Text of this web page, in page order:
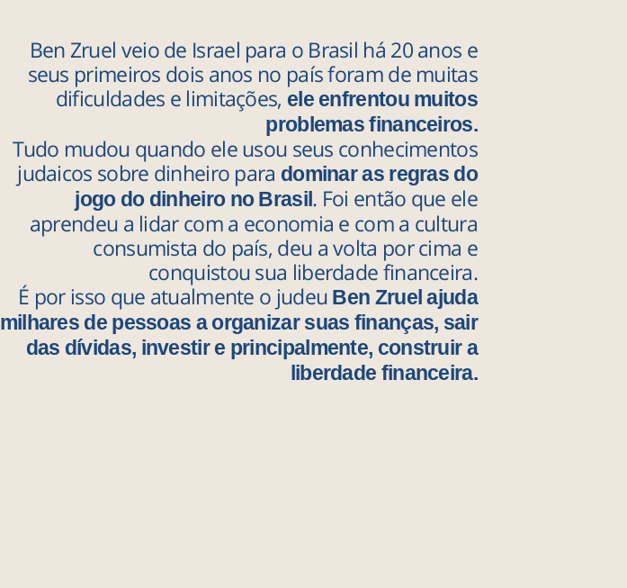
Ben Zruel veio de Israel para o Brasil há 20 anos e
seus primeiros dois anos no país foram de muitas
dificuldades e limitações, ele enfrentou muitos
problemas financeiros.
Tudo mudou quando ele usou seus conhecimentos
judaicos sobre dinheiro para dominar as regras do
jogo do dinheiro no Brasil. Foi então que ele
aprendeu a lidar com a economia e com a cultura
consumista do país, deu a volta por cima e
conquistou sua liberdade financeira.
É por isso que atualmente o judeu Ben Zruel ajuda
milhares de pessoas a organizar suas finanças, sair
das dívidas, investir e principalmente, construir a
liberdade financeira.